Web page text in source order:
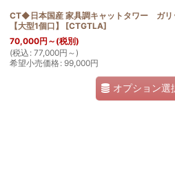
CT◆日本国産 家具調キャットタワー ガ
【大型1個口】
[CTGTLA]
70,000円 ～ (税別)
(税込 : 77,000円 ～)
希望小売価格: 99,000円
オプション選